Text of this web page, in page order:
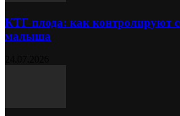
КТГ плода: как контролируют
малыша